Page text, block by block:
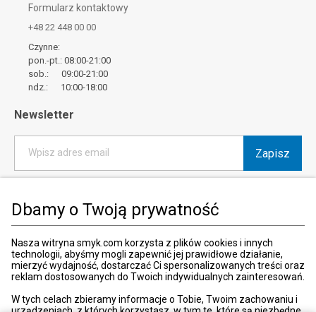
Dbamy o Twoją prywatność
Nasza witryna smyk.com korzysta z plików cookies i innych
technologii, abyśmy mogli zapewnić jej prawidłowe działanie,
mierzyć wydajność, dostarczać Ci spersonalizowanych treści oraz
reklam dostosowanych do Twoich indywidualnych zainteresowań.
W tych celach zbieramy informacje o Tobie, Twoim zachowaniu i
Formularz kontaktowy
+48 22 448 00 00
Czynne:
pon.-pt.: 08:00-21:00
sob.: 09:00-21:00
ndz.: 10:00-18:00
Newsletter
Wpisz adres email Zapisz
produktach i usługach oraz promocjach i zniżkach oferowanych
przez SMYK sp. z o.o., za pośrednictwem środków komunikacji
elektronicznej (e-mail).
W każdej chwili możesz z łatwością cofnąć wyrażone zgody.
więcej